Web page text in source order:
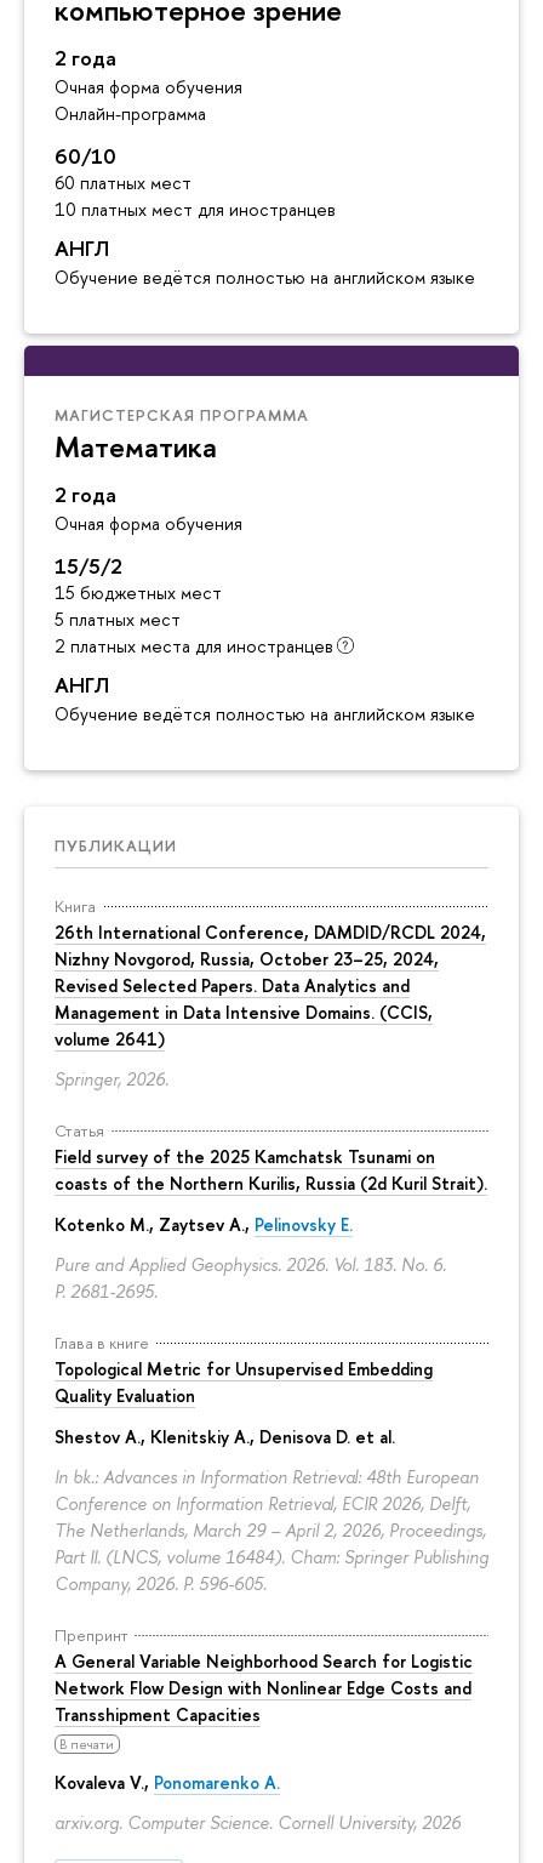
компьютерное зрение
2 года
Очная форма обучения
Онлайн-программа
60/10
60 платных мест
10 платных мест для иностранцев
АНГЛ
Обучение ведётся полностью на английском языке
МАГИСТЕРСКАЯ ПРОГРАММА
Математика
2 года
Очная форма обучения
15/5/2
15 бюджетных мест
5 платных мест
2 платных места для иностранцев
АНГЛ
Обучение ведётся полностью на английском языке
ПУБЛИКАЦИИ
Книга
26th International Conference, DAMDID/RCDL 2024,
Nizhny Novgorod, Russia, October 23–25, 2024,
Revised Selected Papers. Data Analytics and
Management in Data Intensive Domains. (CCIS,
volume 2641)
Springer, 2026.
Статья
Field survey of the 2025 Kamchatsk Tsunami on
coasts of the Northern Kurilis, Russia (2d Kuril Strait).
Kotenko M., Zaytsev A., Pelinovsky E.
Pure and Applied Geophysics. 2026. Vol. 183. No. 6.
P. 2681-2695.
Глава в книге
Topological Metric for Unsupervised Embedding
Quality Evaluation
Shestov A., Klenitskiy A., Denisova D. et al.
In bk.: Advances in Information Retrieval: 48th European
Conference on Information Retrieval, ECIR 2026, Delft,
The Netherlands, March 29 – April 2, 2026, Proceedings,
Part II. (LNCS, volume 16484). Cham: Springer Publishing
Company, 2026. P. 596-605.
Препринт
A General Variable Neighborhood Search for Logistic
Network Flow Design with Nonlinear Edge Costs and
Transshipment Capacities
В печати
Kovaleva V., Ponomarenko A.
arxiv.org. Computer Science. Cornell University, 2026